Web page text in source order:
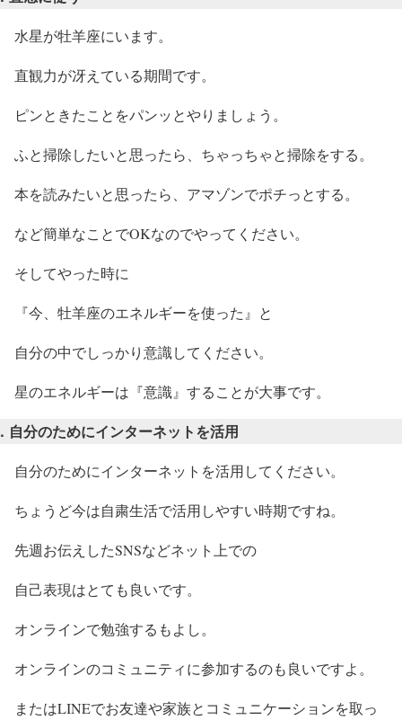
水星が牡羊座にいます。
直観力が冴えている期間です。
ピンときたことをパンッとやりましょう。
ふと掃除したいと思ったら、ちゃっちゃと掃除をする。
本を読みたいと思ったら、アマゾンでポチっとする。
など簡単なことでOKなのでやってください。
そしてやった時に
『今、牡羊座のエネルギーを使った』と
自分の中でしっかり意識してください。
星のエネルギーは『意識』することが大事です。
自分のためにインターネットを活用
自分のためにインターネットを活用してください。
ちょうど今は自粛生活で活用しやすい時期ですね。
先週お伝えしたSNSなどネット上での
自己表現はとても良いです。
オンラインで勉強するもよし。
オンラインのコミュニティに参加するのも良いですよ。
またはLINEでお友達や家族とコミュニケーションを取っ